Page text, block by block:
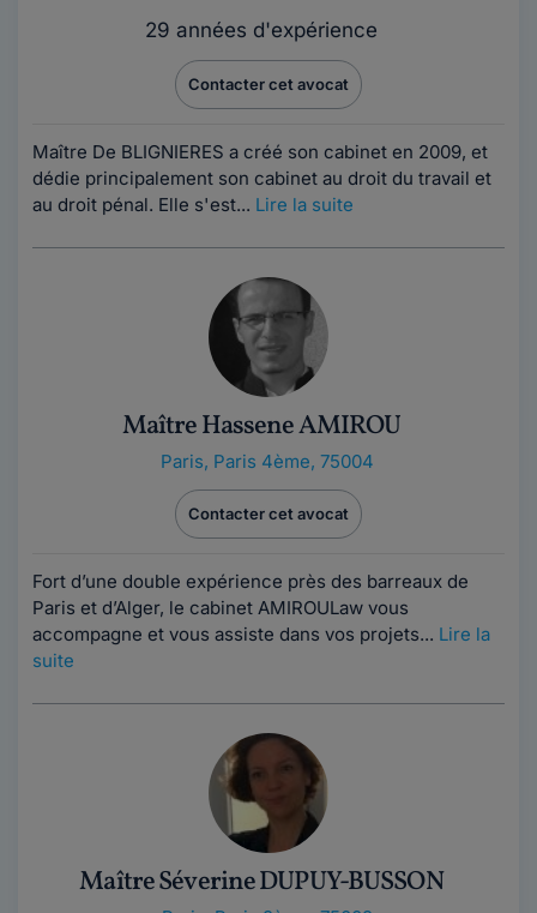
29 années d'expérience
Contacter cet avocat
Maître De BLIGNIERES a créé son cabinet en 2009, et
dédie principalement son cabinet au droit du travail et
au droit pénal. Elle s'est... Lire la suite
Maître Hassene AMIROU
Paris, Paris 4ème, 75004
Contacter cet avocat
Fort d’une double expérience près des barreaux de
Paris et d’Alger, le cabinet AMIROULaw vous
accompagne et vous assiste dans vos projets... Lire la
suite
Maître Séverine DUPUY-BUSSON